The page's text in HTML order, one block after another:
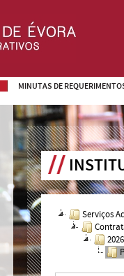
MINUTAS DE
Serviços
2026